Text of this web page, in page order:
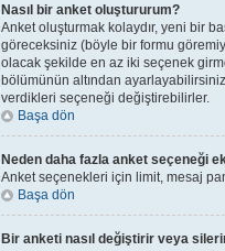
Nasıl bir anket oluştururum?
Anket oluşturmak kolaydır, yeni bir
göreceksiniz (böyle bir formu
olacak şekilde en az iki seçenek
bölümünün altından
verdikleri seçeneği değiştirebilirler.
Başa dön
Neden daha fazla anket seçeneği
Anket seçenekleri için limit, mesaj
Başa dön
Bir anketi nasıl değiştirir veya